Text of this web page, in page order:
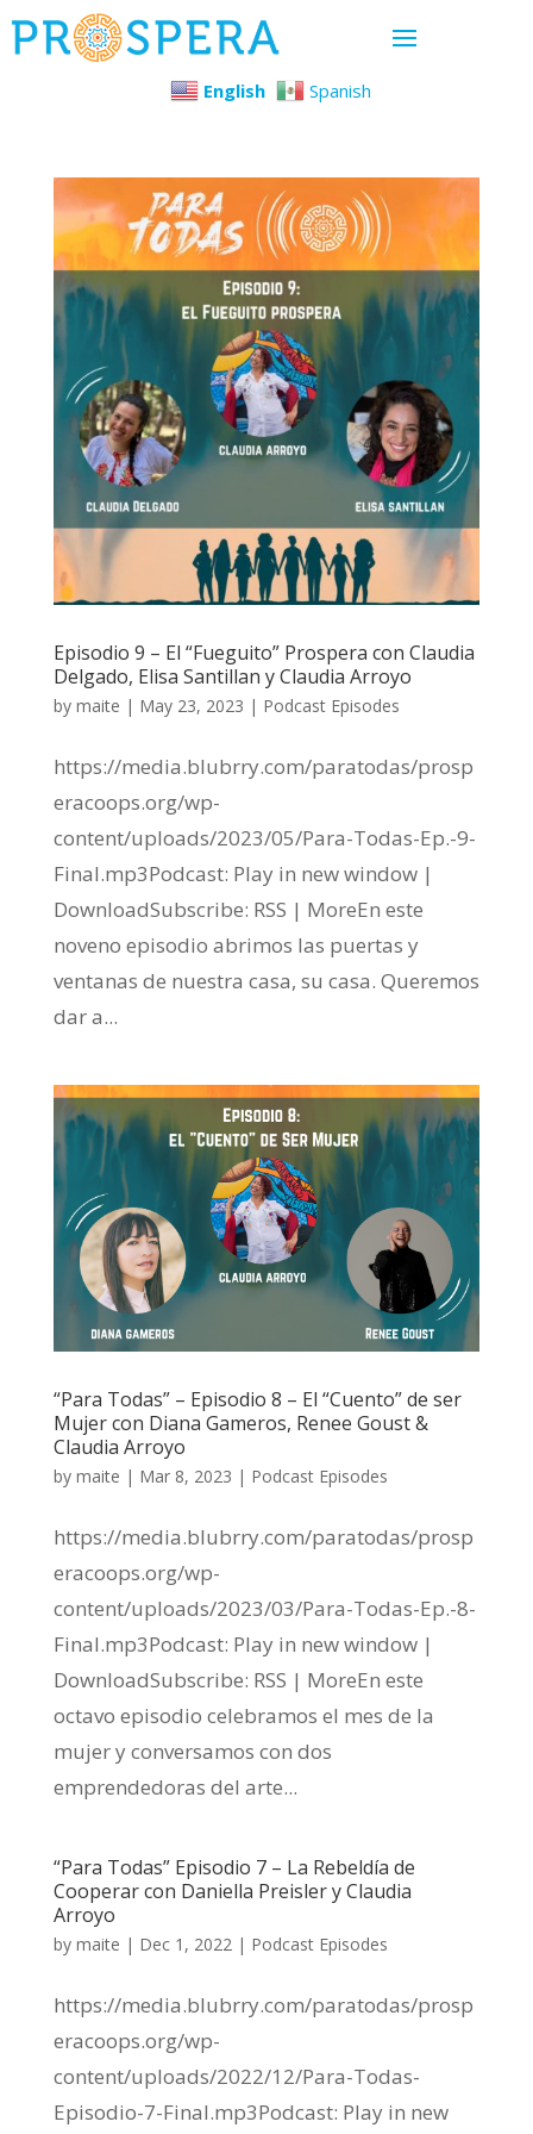
English Spanish
Episodio 9 – El “Fueguito” Prospera con Claudia
Delgado, Elisa Santillan y Claudia Arroyo
by maite | May 23, 2023 | Podcast Episodes
https://media.blubrry.com/paratodas/prosp
eracoops.org/wp-
content/uploads/2023/05/Para-Todas-Ep.-9-
Final.mp3Podcast: Play in new window |
DownloadSubscribe: RSS | MoreEn este
noveno episodio abrimos las puertas y
ventanas de nuestra casa, su casa. Queremos
dar a...
“Para Todas” – Episodio 8 – El “Cuento” de ser
Mujer con Diana Gameros, Renee Goust &
Claudia Arroyo
by maite | Mar 8, 2023 | Podcast Episodes
https://media.blubrry.com/paratodas/prosp
eracoops.org/wp-
content/uploads/2023/03/Para-Todas-Ep.-8-
Final.mp3Podcast: Play in new window |
DownloadSubscribe: RSS | MoreEn este
octavo episodio celebramos el mes de la
mujer y conversamos con dos
emprendedoras del arte...
“Para Todas” Episodio 7 – La Rebeldía de
Cooperar con Daniella Preisler y Claudia
Arroyo
by maite | Dec 1, 2022| Podcast Episodes
https://media.blubrry.com/paratodas/prosp
eracoops.org/wp-
content/uploads/2022/12/Para-Todas-
Episodio-7-Final.mp3Podcast: Play in new